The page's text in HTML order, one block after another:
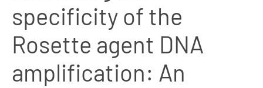
specificity of the
Rosette agent DNA
amplification: An